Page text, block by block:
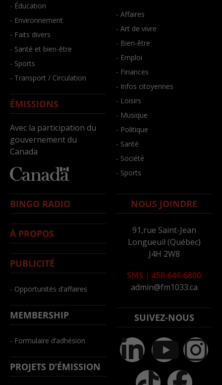
- Éducation
- Environnement
- Faits divers
- Santé et bien-être
- Sports
- Transport / Circulation
ÉMISSIONS
Avec la participation du
gouvernement du
Canada
- Affaires
- Art de vivre
- Bien-être
- Emploi
- Finances
- Infos citoyennes
- Loisirs
- Musique
- Politique
- Santé
- Société
- Sports
BINGO RADIO
À PROPOS
PUBLICITÉ
- Opportunités d’affaires
MEMBERSHIP
- Formulaire d’adhésion
PROJETS D’ÉMISSION
NOUS JOINDRE
91,rue Saint-Jean
Longueuil (Québec)
J4H 2W8
SMS | 450-646-6800
admin@fm1033.ca
SUIVEZ-NOUS